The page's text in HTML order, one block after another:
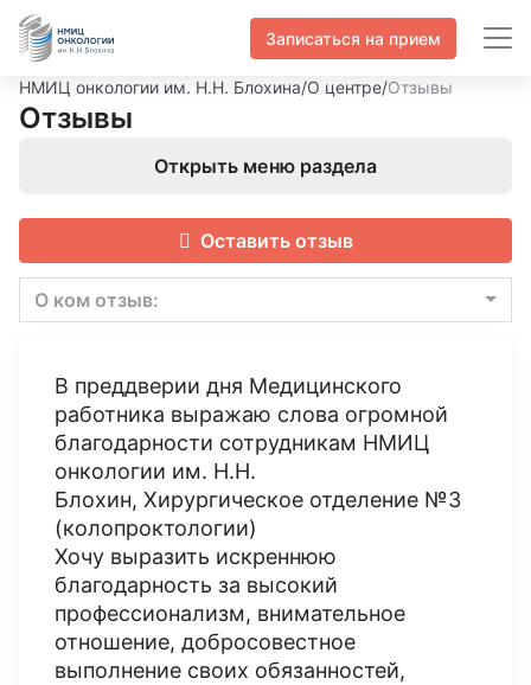
Записаться на прием
НМИЦ онкологии им. Н.Н. Блохина/О центре/Отзывы
Отзывы
Открыть меню раздела
Оставить отзыв
О ком отзыв:
В преддверии дня Медицинского
работника выражаю слова огромной
благодарности сотрудникам НМИЦ
онкологии им. Н.Н.
Блохин, Хирургическое отделение №3
(колопроктологии)
Хочу выразить искреннюю
благодарность за высокий
профессионализм, внимательное
отношение, добросовестное
выполнение своих обязанностей,